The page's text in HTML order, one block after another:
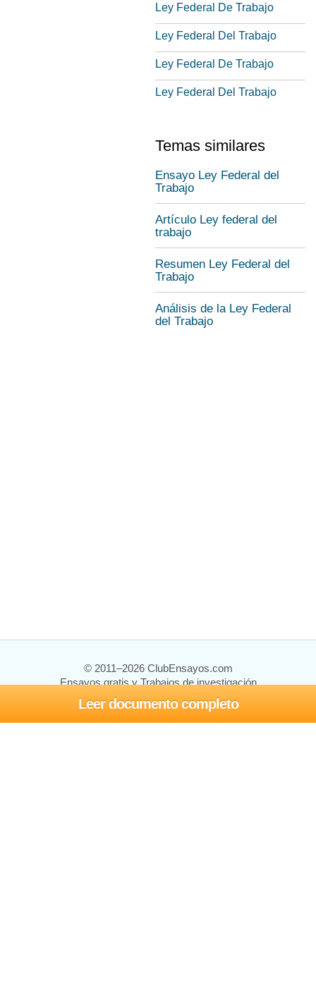
Leer documento completo
Ley Federal De Trabajo
Ley Federal Del Trabajo
Ley Federal De Trabajo
Ley Federal Del Trabajo
Temas similares
Ensayo Ley Federal del
Trabajo
Artículo Ley federal del
trabajo
Resumen Ley Federal del
Trabajo
Análisis de la Ley Federal
del Trabajo
© 2011–2026 ClubEnsayos.com
Ensayos gratis y Trabajos de investigación